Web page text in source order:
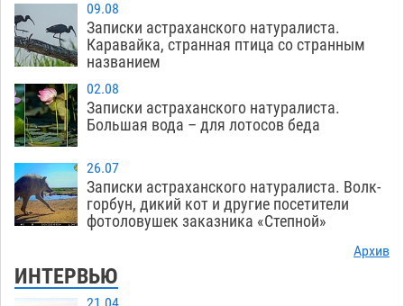
09.08
Записки астраханского натуралиста.
Каравайка, странная птица со странным
названием
02.08
Записки астраханского натуралиста.
Большая вода – для лотосов беда
26.07
Записки астраханского натуралиста. Волк-
горбун, дикий кот и другие посетители
фотоловушек заказника «Степной»
Архив
ИНТЕРВЬЮ